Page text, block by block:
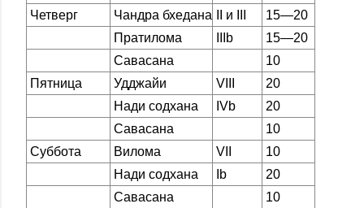
Четверг Чандра бхедана II и III
15—20
Пратилома
IIIb
15—20
Савасана
10
Пятница
Удджайи VIII
20
Нади содхана
IVb
20
Савасана
10
Суббота
Вилома VII
10
Нади содхана
Ib
20
Савасана
10